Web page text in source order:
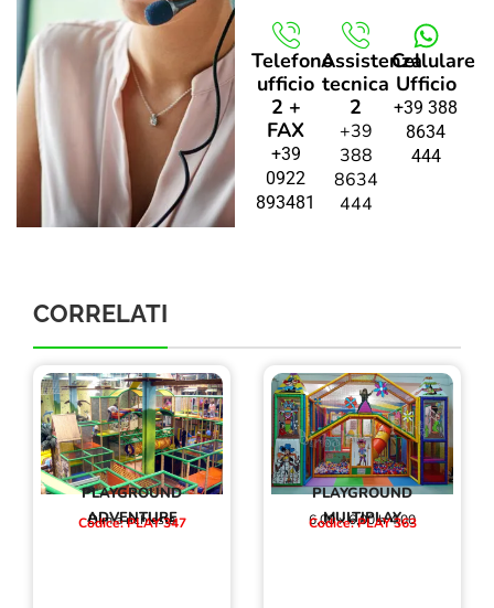
Telefono
ufficio
2 +
FAX
+39
0922
893481
Assistenza
tecnica
2
+39
388
8634
444
Cellulare
Ufficio
+39 388
8634
444
CORRELATI
PLAYGROUND
ADVENTURE
Dim.a richiesta
Codice: PLAY 347
PLAYGROUND
MULTIPLAY
6,00 x 6,00 h 4,00
Codice: PLAY 363